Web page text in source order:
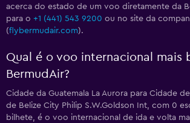
acerca do estado de um voo diretamente da
para o +1 (441) 543 9200 ou no site da
(flybermudair.com).
Qual é o voo internacional mais
BermudAir?
Cidade da Guatemala La Aurora para Cidade
de Belize City Philip S.W.Goldson Int, com 0
bilhete, é o voo internacional de ida e volta